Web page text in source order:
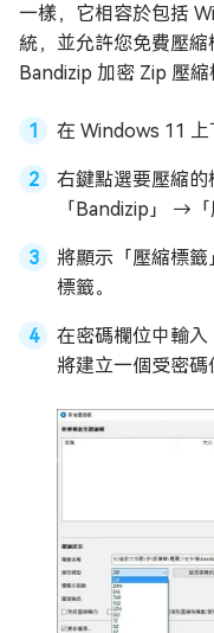
一樣，它相容於包括
統，並允許您免費壓
Bandizip 加密 Zip 壓縮
在 Windows 11 上
右鍵點選要壓縮
「Bandizip」 →「
將顯示「壓縮標籤
標籤。
在密碼欄位中輸入
將建立一個受密碼